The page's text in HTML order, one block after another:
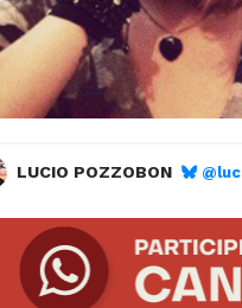
LUCIO POZZOBON